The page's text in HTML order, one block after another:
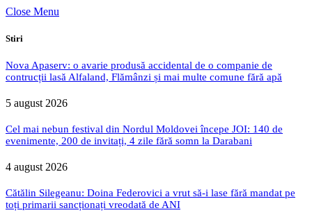
Close Menu
Stiri
Nova Apaserv: o avarie produsă accidental de o companie de
contrucții lasă Alfaland, Flămânzi și mai multe comune fără apă
5 august 2026
Cel mai nebun festival din Nordul Moldovei începe JOI: 140 de
evenimente, 200 de invitați, 4 zile fără somn la Darabani
4 august 2026
Cătălin Silegeanu: Doina Federovici a vrut să-i lase fără mandat pe
toți primarii sancționați vreodată de ANI